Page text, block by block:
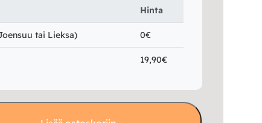
Hinta
tai Lieksa) 0€
19,90€